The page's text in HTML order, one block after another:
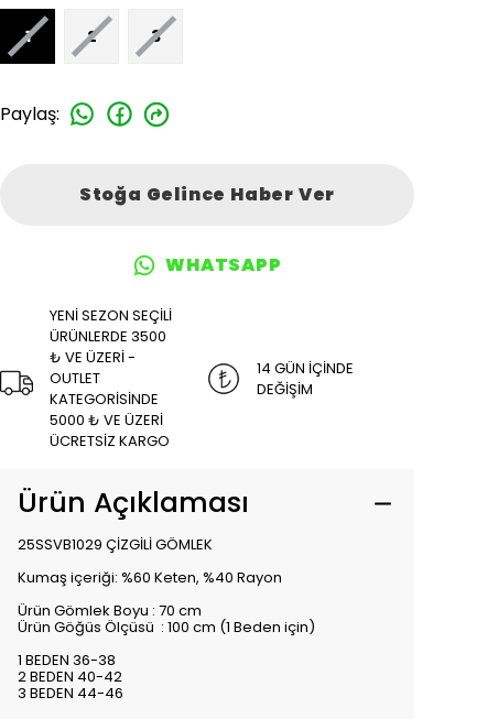
1 2 3
Paylaş:
Stoğa Gelince Haber Ver
WHATSAPP
YENİ SEZON SEÇİLİ
ÜRÜNLERDE 3500
₺ VE ÜZERİ -
OUTLET
KATEGORİSİNDE
5000 ₺ VE ÜZERİ
ÜCRETSİZ KARGO
14 GÜN İÇİNDE
DEĞİŞİM
Ürün Açıklaması
25SSVB1029 ÇİZGİLİ GÖMLEK
Kumaş içeriği: %60 Keten, %40 Rayon
Ürün Gömlek Boyu : 70 cm
Ürün Göğüs Ölçüsü : 100 cm (1 Beden için)
1 BEDEN 36-38
2 BEDEN 40-42
3 BEDEN 44-46